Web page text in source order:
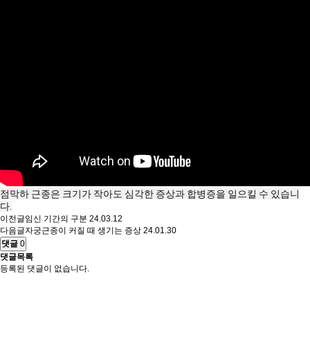
점막하 근종은 크기가 작아도 심각한 증상과 합병증을 일으킬 수 있습니
다.
이전글임신 기간의 구분 24.03.12
다음글자궁근종이 커질 때 생기는 증상 24.01.30
댓글 0
댓글목록
등록된 댓글이 없습니다.